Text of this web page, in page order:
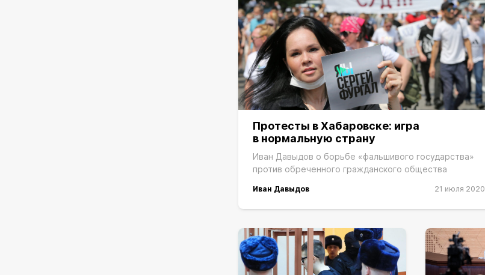
Протесты в Хабаровске: игра
в нормальную страну
Иван Давыдов о борьбе «фальшивого государства»
против обреченного гражданского общества
Иван Давыдов 21 июля 2020